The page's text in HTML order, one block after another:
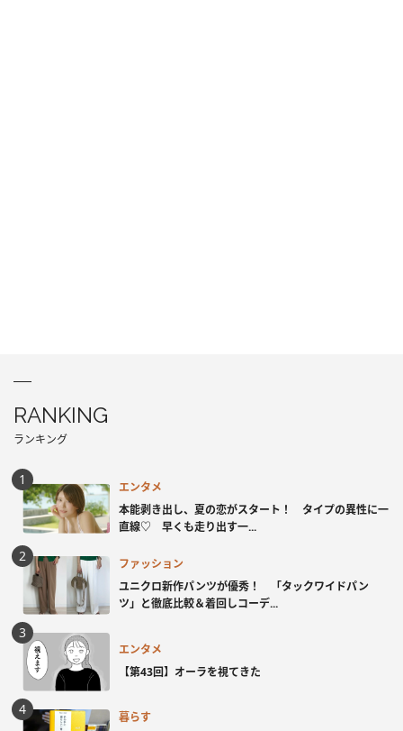
RANKING
ランキング
エンタメ
本能剥き出し、夏の恋がスタート！ タイプの異性に一
直線♡ 早くも走り出す一...
ファッション
ユニクロ新作パンツが優秀！ 「タックワイドパン
ツ」と徹底比較＆着回しコーデ...
エンタメ
【第43回】オーラを視てきた
暮らす